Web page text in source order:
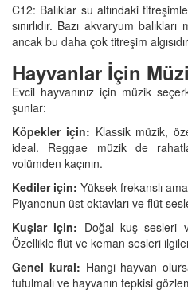
C12: Balıklar su altındaki
sınırlıdır. Bazı akvaryum
ancak bu daha çok titreşim
Hayvanlar İçin
Evcil hayvanınız için müzik
şunlar:
Köpekler için: Klassik müzik,
ideal. Reggae müzik de
volümden kaçının.
Kediler için: Yüksek frekanslı
Piyanonun üst oktavları ve flüt
Kuşlar için: Doğal kuş sesleri
Özellikle flüt ve keman sesleri
Genel kural: Hangi hayvan
tutulmalı ve hayvanın tepkisi